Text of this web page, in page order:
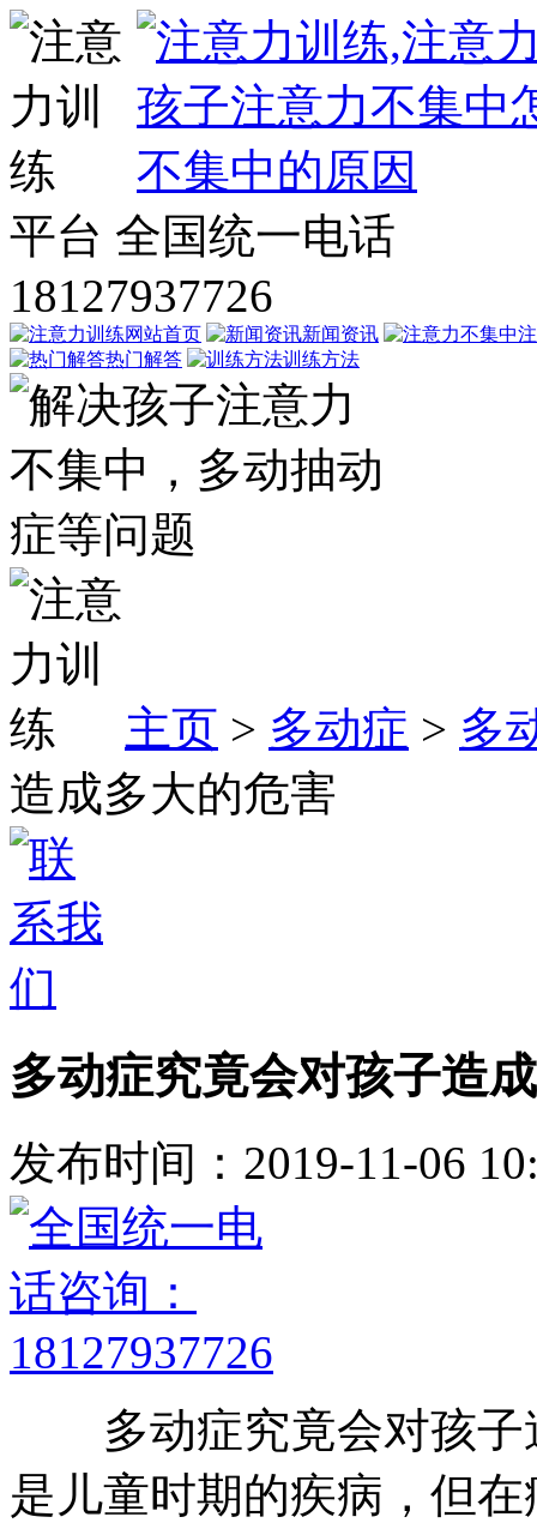
平台 全国统一电话
18127937726
网站首页 新闻资讯
热门解答
训练方法
主页 > 多动症 > 多
造成多大的危害
多动症究竟会对孩子造
发布时间：2019-11-06
多动症究竟会对孩子
是儿童时期的疾病，但